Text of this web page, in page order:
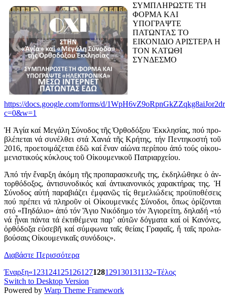
ΣΥΜΠΛΗΡΩΣΤΕ ΤΗ
ΦΟΡΜΑ ΚΑΙ
ΥΠΟΓΡΑΨΤΕ
ΠΑΤΩΝΤΑΣ ΤΟ
ΕΙΚΟΝΙΔΙΟ ΑΡΙΣΤΕΡΑ Η
ΤΟΝ ΚΑΤΩΘΙ
ΣΥΝΔΕΣΜΟ
https://docs.google.com/forms/d/
c=0&w=1
Ἡ Ἁ­γί­α καί Με­γά­λη Σύ­νο­δος τῆς Ὀρ­θο­δό­ξου Ἐκ­κλη­σί­ας, πού προ­
βλέ­πε­ται νά συ­νέλ­θει στά Χα­νιά τῆς Κρή­της, τήν Πεν­τη­κο­στή τοῦ
2016, προ­ε­τοι­μά­ζε­ται ἐ­δῶ καί ἕ­ναν αἰ­ώ­να πε­ρί­που ἀ­πό τούς οἰ­κου­
με­νι­στι­κούς κύ­κλους τοῦ Οἰ­κου­με­νι­κοῦ Πα­τρι­αρ­χεί­ου.
Ἀ­πό τήν ἔ­ναρ­ξη ἀ­κό­μη τῆς προ­πα­ρα­σκευ­ῆς της, ἐκ­δη­λώ­θη­κε ὁ ἀν­
τορ­θό­δο­ξος, ἀν­τι­συ­νο­δι­κός καί ἀν­τι­κα­νο­νι­κός χα­ρα­κτή­ρας της. Ἡ
Σύ­νο­δος αὐ­τή πα­ρα­βιά­ζει ἐμ­φα­νῶς τίς θε­με­λι­ώ­δεις προ­ϋ­πο­θέ­σεις
πού πρέ­πει νά πλη­ροῦν οἱ Οἰ­κου­με­νι­κές Σύ­νο­δοι, ὅ­πως ὁ­ρί­ζον­ται
στό «Πη­δά­λιο» ἀ­πό τόν Ἅ­γιο Νι­κό­δη­μο τόν Ἁ­γι­ο­ρεί­τη, δη­λα­δή «τό
νά ᾖ­ναι πάν­τα τά ἐ­κτι­θέ­με­να πα­ρ’ αὐ­τῶν δόγ­μα­τα καί οἱ Κα­νό­νες,
ὀρ­θό­δο­ξα εὐ­σε­βῆ καί σύμ­φω­να ταῖς θεί­αις Γρα­φαῖς, ἤ ταῖς προ­λα­
βού­σαις Οἰ­κου­με­νι­καῖς συ­νό­δοις».
Διαβάστε Περισσότερα
Έναρξη«123124125126127128129130131132»Τέλος
Switch to Desktop Version
Powered by Warp Theme Framework